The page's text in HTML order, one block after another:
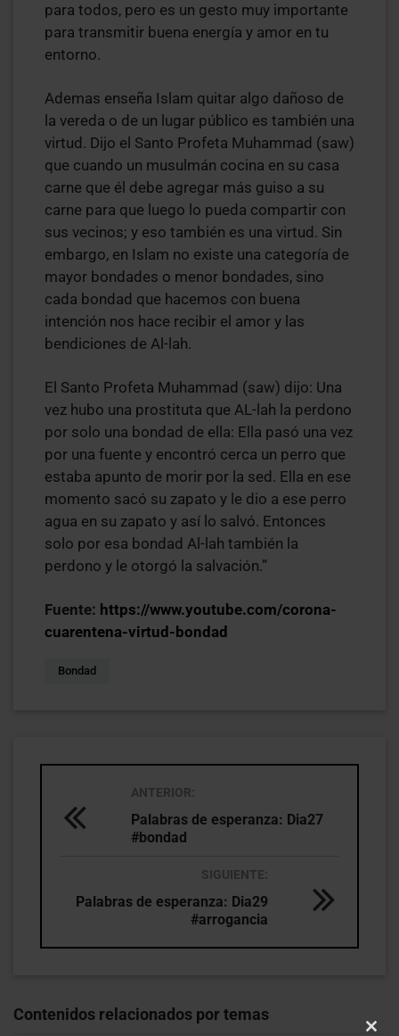
para todos, pero es un gesto muy importante
para transmitir buena energía y amor en tu
entorno.
Ademas enseña Islam quitar algo dañoso de
la vereda o de un lugar público es también una
virtud. Dijo el Santo Profeta Muhammad (saw)
que cuando un musulmán cocina en su casa
carne que él debe agregar más guiso a su
carne para que luego lo pueda compartir con
sus vecinos; y eso también es una virtud. Sin
embargo, en Islam no existe una categoría de
mayor bondades o menor bondades, sino
cada bondad que hacemos con buena
intención nos hace recibir el amor y las
bendiciones de Al-lah.
El Santo Profeta Muhammad (saw) dijo: Una
vez hubo una prostituta que AL-lah la perdono
por solo una bondad de ella: Ella pasó una vez
por una fuente y encontró cerca un perro que
estaba apunto de morir por la sed. Ella en ese
momento sacó su zapato y le dio a ese perro
agua en su zapato y así lo salvó. Entonces
solo por esa bondad Al-lah también la
perdono y le otorgó la salvación.”
Fuente: https://www.youtube.com/corona-
cuarentena-virtud-bondad
Bondad
ANTERIOR:
Palabras de esperanza: Dia27
#bondad
SIGUIENTE:
Palabras de esperanza: Dia29
#arrogancia
Contenidos relacionados por temas